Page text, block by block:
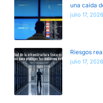
una caída
julio 17, 2026
Riesgos
julio 17, 2026